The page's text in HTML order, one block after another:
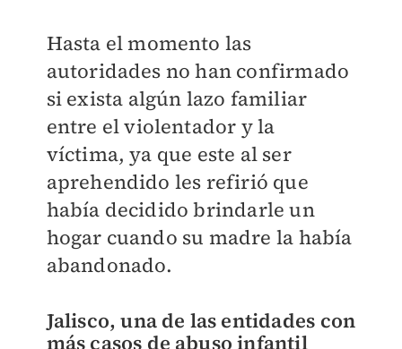
Hasta el momento las
autoridades no han confirmado
si exista algún lazo familiar
entre el violentador y la
víctima, ya que este al ser
aprehendido les refirió que
había decidido brindarle un
hogar cuando su madre la había
abandonado.
Jalisco, una de las entidades con
más casos de abuso infantil